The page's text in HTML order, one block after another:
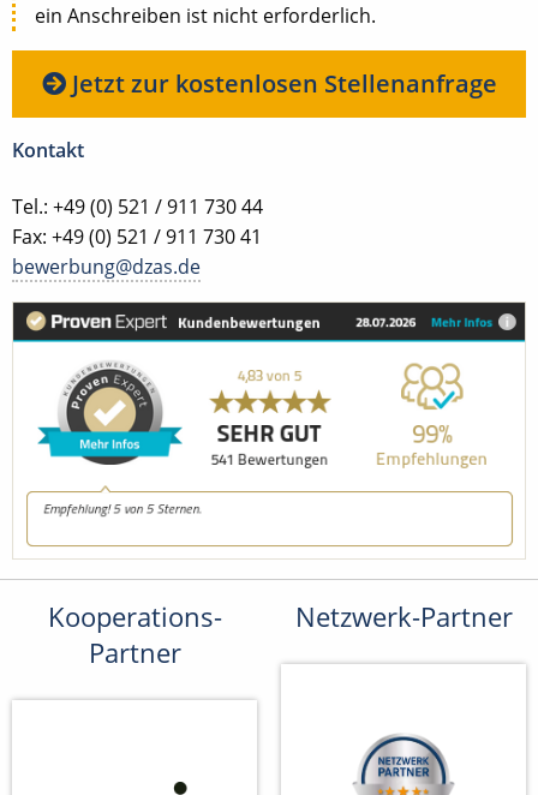
ein Anschreiben ist nicht erforderlich.
Jetzt zur kostenlosen Stellenanfrage
Kontakt
Tel.: +49 (0) 521 / 911 730 44
Fax: +49 (0) 521 / 911 730 41
bewerbung@dzas.de
Kooperations-
Partner
Netzwerk-Partner